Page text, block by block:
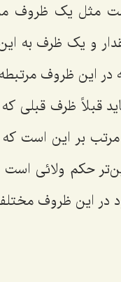
مثل یک ظروف
و یک ظرف به
این ظروف
قبلاً ظرف قبلی
بر این است که
حکم ولائی
در این ظروف